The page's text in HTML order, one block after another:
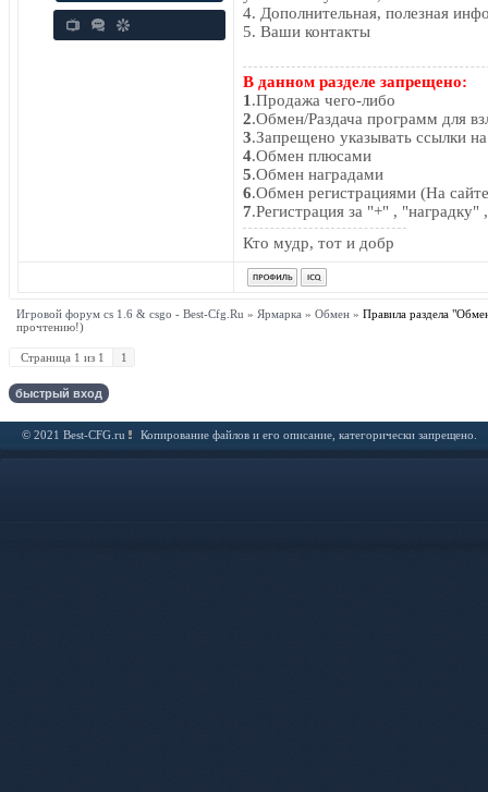
4. Дополнительная, полезная
5. Ваши контакты
В данном разделе запрещено:
1 .Продажа чего-либо
2.Обмен/Раздача программ для
3.Запрещено указывать ссылки
4.Обмен плюсами
5.Обмен наградами
6.Обмен регистрациями (На
7.Регистрация за "+" ,
Кто мудр, тот и добр
Игровой форум cs 1.6 & csgo - Best-Cfg.Ru » Ярмарка » Обмен » Правила раздела
прочтению!)
Страница 1 из 1 1
© 2021 Best-CFG.ru Копирование файлов и его описание, категорически запрещено.